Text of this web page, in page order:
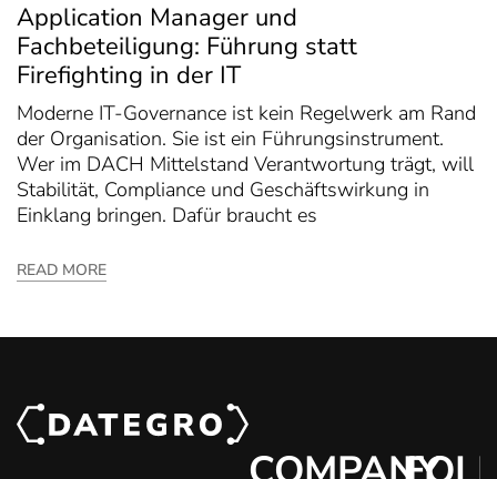
Application Manager und
Fachbeteiligung: Führung statt
Firefighting in der IT
Moderne IT-Governance ist kein Regelwerk am Rand
der Organisation. Sie ist ein Führungsinstrument.
Wer im DACH Mittelstand Verantwortung trägt, will
Stabilität, Compliance und Geschäftswirkung in
Einklang bringen. Dafür braucht es
READ MORE